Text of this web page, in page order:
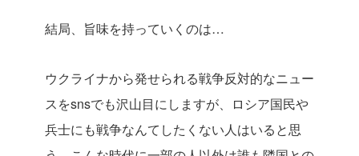
結局、旨味を持っていくのは…
ウクライナから発せられる戦争反対的なニュー
スをsnsでも沢山目にしますが、ロシア国民や
兵士にも戦争なんてしたくない人はいると思